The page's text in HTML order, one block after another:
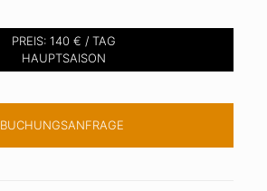
PREIS: 140 € / TAG
HAUPTSAISON
BUCHUNGSANFRAGE